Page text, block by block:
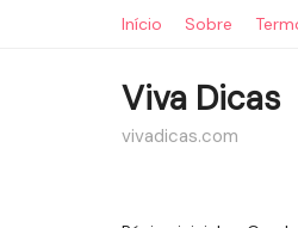
Início Sobre
Viva Dicas
vivadicas.com